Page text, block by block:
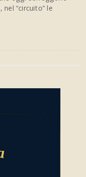
“circuito” le